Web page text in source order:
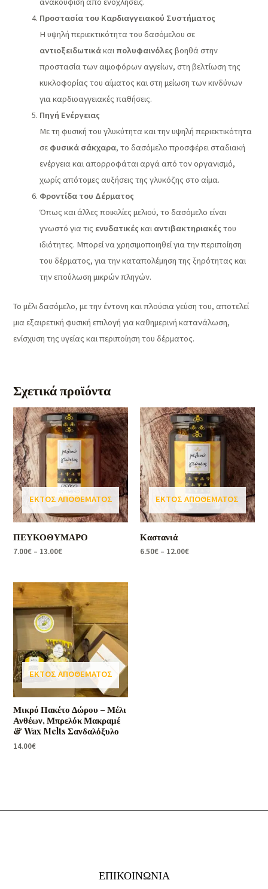
Προστασία του Καρδιαγγειακού Συστήματος
Η υψηλή περιεκτικότητα του δασόμελου σε
αντιοξειδωτικάκαι πολυφαινόλες βοηθά στην
προστασία των αιμοφόρων αγγείων, στη βελτίωση της
κυκλοφορίας του αίματος και στη μείωση των κινδύνων
για καρδιοαγγειακές παθήσεις.
Πηγή Ενέργειας
Με τη φυσική του γλυκύτητα και την υψηλή περιεκτικότητα
σε φυσικά σάκχαρα, το δασόμελο προσφέρει σταδιακή
ενέργεια και απορροφάται αργά από τον οργανισμό,
χωρίς απότομες αυξήσεις της γλυκόζης στο αίμα.
Φροντίδα του Δέρματος
Όπως και άλλες ποικιλίες μελιού, το δασόμελο είναι
γνωστό για τις ενυδατικές και αντιβακτηριακές του
ιδιότητες. Μπορεί να χρησιμοποιηθεί για την περιποίηση
του δέρματος, για την καταπολέμηση της ξηρότητας και
την επούλωση μικρών πληγών.
Το μέλι δασόμελο, με την έντονη και πλούσια γεύση του, αποτελεί
μια εξαιρετική φυσική επιλογή για καθημερινή κατανάλωση,
ενίσχυση της υγείας και περιποίηση του δέρματος.
Σχετικά προϊόντα
ΕΚΤΌΣ ΑΠΟΘΈΜΑΤΟΣ
ΠΕΥΚΟΘΥΜΑΡΟ
7.00€ – 13.00€
ΕΚΤΌΣ ΑΠΟΘΈΜΑΤΟΣ
Καστανιά
6.50€ – 12.00€
ΕΚΤΌΣ ΑΠΟΘΈΜΑΤΟΣ
Μικρό Πακέτο Δώρου – Μέλι
Ανθέων, Μπρελόκ Μακραμέ
& Wax Melts Σανδαλόξυλο
14.00€
ΕΠΙΚΟΙΝΩΝΙΑ